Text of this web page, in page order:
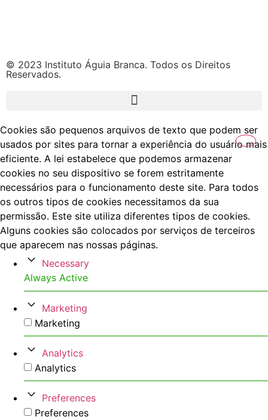
© 2023 Instituto Águia Branca. Todos os Direitos
Reservados.
Cookies são pequenos arquivos de texto que podem ser
usados por sites para tornar a experiência do usuário mais
eficiente. A lei estabelece que podemos armazenar
cookies no seu dispositivo se forem estritamente
necessários para o funcionamento deste site. Para todos
os outros tipos de cookies necessitamos da sua
permissão. Este site utiliza diferentes tipos de cookies.
Alguns cookies são colocados por serviços de terceiros
que aparecem nas nossas páginas.
Necessary
Always Active
Marketing
Marketing
Analytics
Analytics
Preferences
Preferences